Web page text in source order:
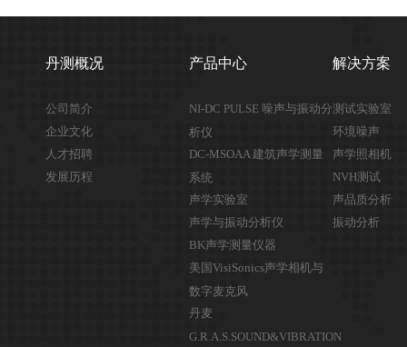
丹测概况
公司简介
企业文化
人才招聘
发展历程
产品中心
NI-DC PULSE 噪声与振动分
析仪
DC-MSOAA 建筑声学测量
系统
声学实验室
声学与振动分析仪
BK声学测量仪器
美国VisiSonics声学相机与
数字麦克风
丹麦
G.R.A.S.SOUND&VIBRATION
解决方案
测试实验室
环境噪声
声学照相机
NVH测试
声品质分析
振动分析